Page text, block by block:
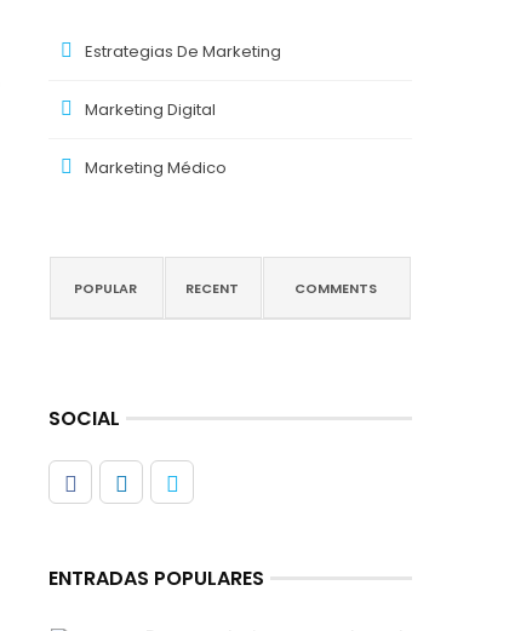
Estrategias De Marketing
Marketing Digital
Marketing Médico
POPULAR RECENT COMMENTS
SOCIAL
ENTRADAS POPULARES